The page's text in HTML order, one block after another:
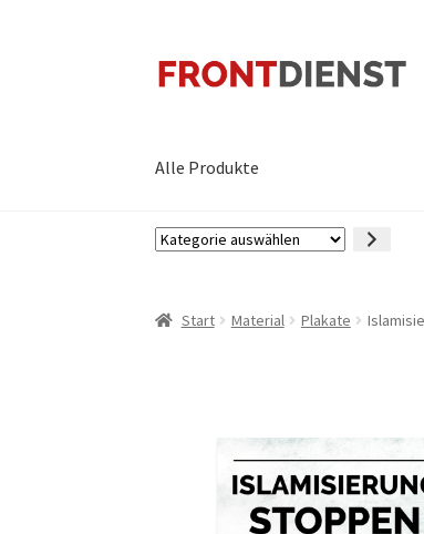
Zur
Navigation
Zum
Inhalt
Alle Produkte
Kategorie
Start Material Plakate